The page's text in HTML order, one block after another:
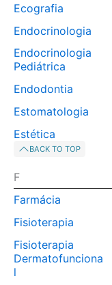
Ecografia
Endocrinologia
Endocrinologia
Pediátrica
Endodontia
Estomatologia
Estética
BACK TO TOP
F
Farmácia
Fisioterapia
Fisioterapia
Dermatofunciona
l